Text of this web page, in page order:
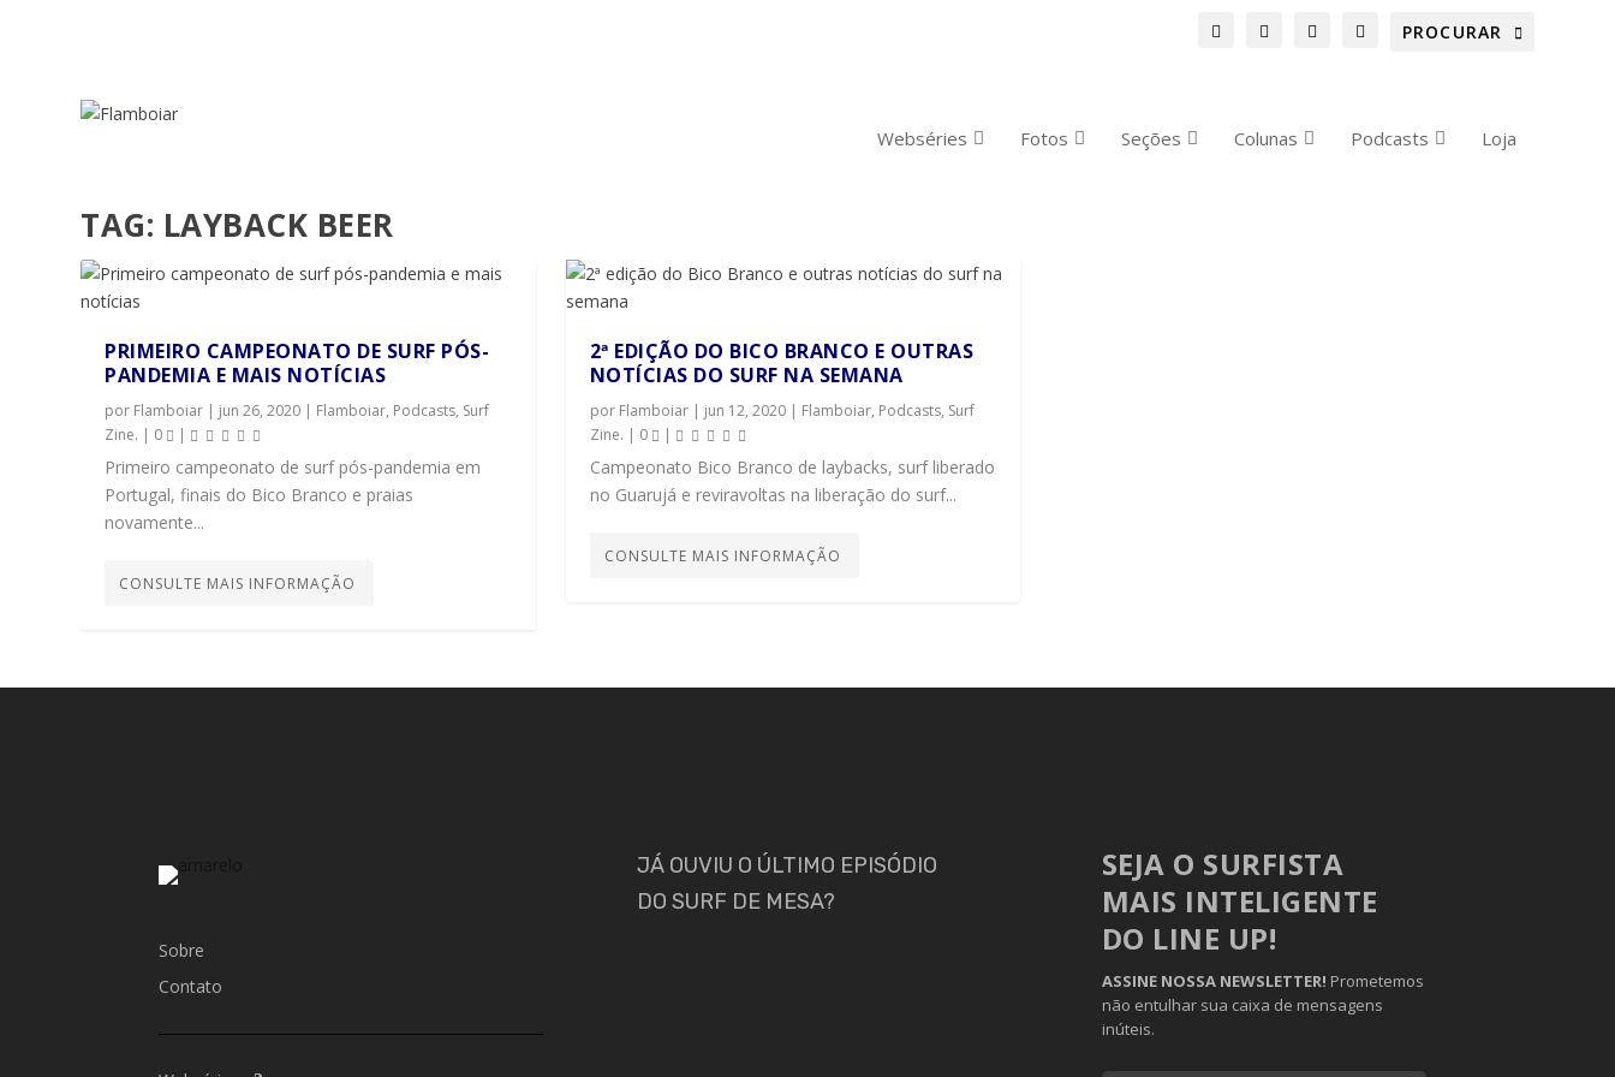
Webséries Fotos Seções Colunas Podcasts Loja
TAG: LAYBACK BEER
PRIMEIRO CAMPEONATO DE SURF PÓS-
PANDEMIA E MAIS NOTÍCIAS
por Flamboiar | jun 26, 2020 | Flamboiar, Podcasts, Surf
Zine. | 0 |
Primeiro campeonato de surf pós-pandemia em
Portugal, finais do Bico Branco e praias
novamente...
CONSULTE MAIS INFORMAÇÃO
2ª EDIÇÃO DO BICO BRANCO E OUTRAS
NOTÍCIAS DO SURF NA SEMANA
por Flamboiar| jun 12, 2020| Flamboiar, Podcasts, Surf
Zine. | 0 |
Campeonato Bico Branco de laybacks, surf liberado
no Guarujá e reviravoltas na liberação do surf...
CONSULTE MAIS INFORMAÇÃO
Sobre
Contato
JÁ OUVIU O ÚLTIMO EPISÓDIO
DO SURF DE MESA?
SEJA O SURFISTA
MAIS INTELIGENTE
DO LINE UP!
ASSINE NOSSA NEWSLETTER! Prometemos
não entulhar sua caixa de mensagens
inúteis.